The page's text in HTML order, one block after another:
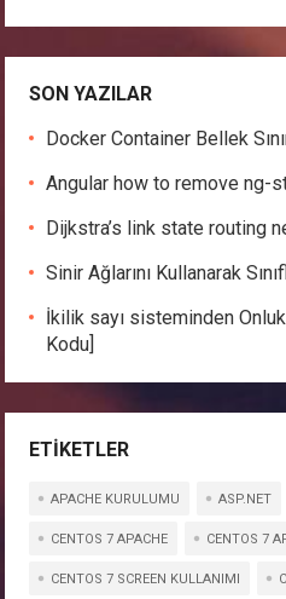
SON YAZILAR
Docker Container Bellek
Angular how to remove ng-
Dijkstra’s link state routing
Sinir Ağlarını Kullanarak
İkilik sayı sisteminden
Kodu]
ETIKETLER
APACHE KURULUMU ASP.NET
CENTOS 7 APACHE CENTOS 7
CENTOS 7 SCREEN KULLANIMI